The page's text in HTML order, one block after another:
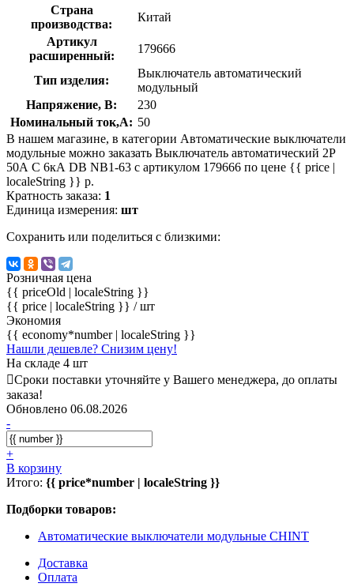
Страна
производства:
Китай
Артикул
расширенный:
179666
Тип изделия:
Выключатель автоматический
модульный
Напряжение, В:
230
Номинальный ток,А: 50
В нашем магазине, в категории Автоматические выключатели
модульные можно заказать Выключатель автоматический 2P
50А C 6кА DB NB1-63 с артикулом 179666 по цене {{ price |
localeString }} р.
Кратность заказа: 1
Единица измерения: шт
Сохранить или поделиться с близкими:
Розничная цена
{{ priceOld | localeString }}
{{ price | localeString }} / шт
Экономия
{{ economy*number | localeString }}
Нашли дешевле? Снизим цену!
На складе 4 шт
Сроки поставки уточняйте у Вашего менеджера, до оплаты
заказа!
Обновлено 06.08.2026
-
+
В корзину
Итого: {{ price*number | localeString }}
Подборки товаров:
Автоматические выключатели модульные CHINT
Доставка
Оплата